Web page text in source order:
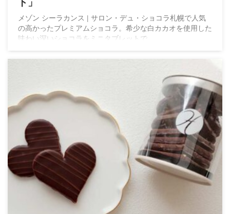
ト」
メゾン シーラカンス | サロン・デュ・ショコラ札幌で人気
の高かったプレミアムショコラ。希少な白カカオを使用した
味わい深いショコラをミニタブレットで。